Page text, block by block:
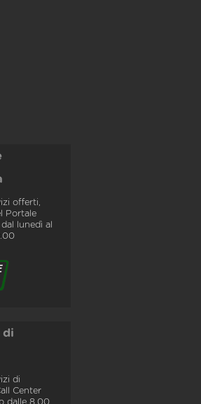
offerti,
Portale
lunedì al
di
di
Center